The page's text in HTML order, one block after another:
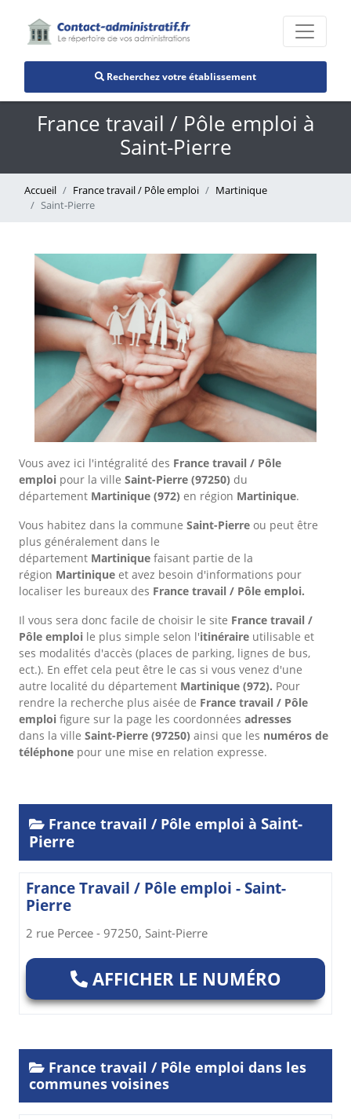
Recherchez votre établissement
France travail / Pôle emploi à
Saint-Pierre
Accueil France travail / Pôle emploi
Martinique
Saint-Pierre
Vous avez ici l'intégralité des France travail / Pôle
emploi pour la ville Saint-Pierre (97250) du
département Martinique (972) en région Martinique.
Vous habitez dans la commune Saint-Pierre ou peut être
plus généralement dans le
département Martinique faisant partie de la
région Martinique et avez besoin d'informations pour
localiser les bureaux des France travail / Pôle emploi.
Il vous sera donc facile de choisir le site France travail /
Pôle emploi le plus simple selon l'itinéraire utilisable et
ses modalités d'accès (places de parking, lignes de bus,
ect.). En effet cela peut être le cas si vous venez d'une
autre localité du département Martinique (972). Pour
rendre la recherche plus aisée de France travail / Pôle
emploi figure sur la page les coordonnées adresses
dans la ville Saint-Pierre (97250) ainsi que les numéros de
téléphone pour une mise en relation expresse.
France travail / Pôle emploi à Saint-
Pierre
France Travail / Pôle emploi - Saint-
Pierre
2 rue Percee - 97250, Saint-Pierre
AFFICHER LE NUMÉRO
France travail / Pôle emploi dans les
communes voisines